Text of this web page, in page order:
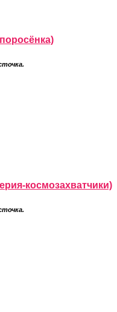
космозахватчики)